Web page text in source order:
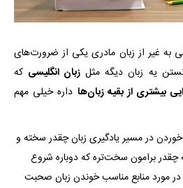
به غیر از زبان مادری یکی از ضرورت‌های
یه زبان دیگه مثل زبان انگلیسی که
بیشتری از بقیه زبان‌ها داره خیلی مهم
در مسیر یادگیری زبان چقدر سخته و
چقدر برامون سخت‌تره که دوباره شروع
مورد منابع مناسب خوندن زبان صحبت